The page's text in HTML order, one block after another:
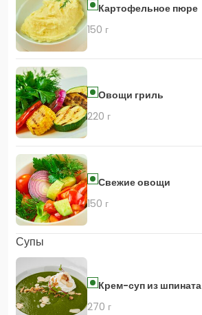
Картофельное пюре
150 г
Овощи гриль
220 г
Свежие овощи
150 г
Супы
Крем-суп из шпината
270 г